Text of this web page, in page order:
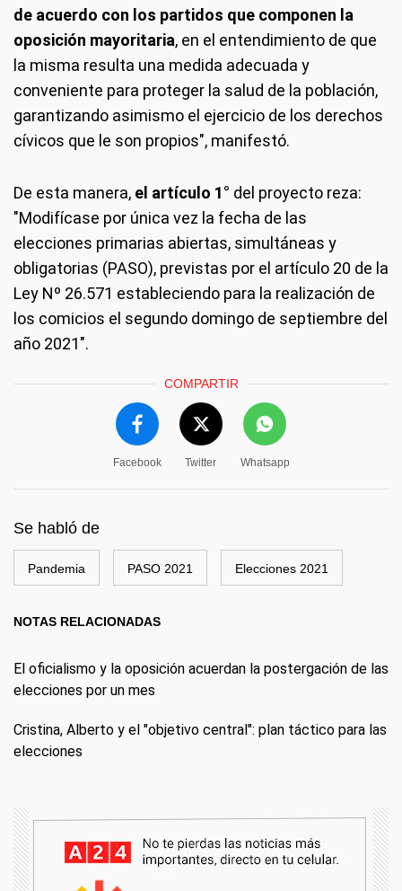
de acuerdo con los partidos que componen la
oposición mayoritaria, en el entendimiento de que
la misma resulta una medida adecuada y
conveniente para proteger la salud de la población,
garantizando asimismo el ejercicio de los derechos
cívicos que le son propios", manifestó.
De esta manera, el artículo 1° del proyecto reza:
"Modifícase por única vez la fecha de las
elecciones primarias abiertas, simultáneas y
obligatorias (PASO), previstas por el artículo 20 de la
Ley Nº 26.571 estableciendo para la realización de
los comicios el segundo domingo de septiembre del
año 2021".
COMPARTIR
Facebook Twitter Whatsapp
Se habló de
Pandemia PASO 2021 Elecciones 2021
NOTAS RELACIONADAS
El oficialismo y la oposición acuerdan la postergación de las
elecciones por un mes
Cristina, Alberto y el "objetivo central": plan táctico para las
elecciones